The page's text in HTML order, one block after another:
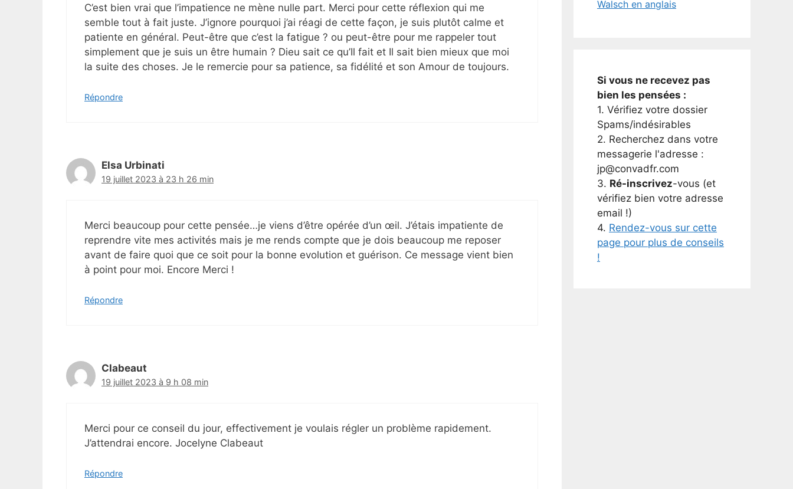
C’est bien vrai que l’impatience ne mène nulle part. Merci pour cette réflexion qui me
semble tout à fait juste. J’ignore pourquoi j’ai réagi de cette façon, je suis plutôt calme et
patiente en général. Peut-être que c’est la fatigue ? ou peut-être pour me rappeler tout
simplement que je suis un être humain ? Dieu sait ce qu’Il fait et Il sait bien mieux que moi
la suite des choses. Je le remercie pour sa patience, sa fidélité et son Amour de toujours.
Répondre
Elsa Urbinati
19 juillet 2023 à 23 h 26 min
Merci beaucoup pour cette pensée…je viens d’être opérée d’un œil. J’étais impatiente de
reprendre vite mes activités mais je me rends compte que je dois beaucoup me reposer
avant de faire quoi que ce soit pour la bonne evolution et guérison. Ce message vient bien
à point pour moi. Encore Merci !
Répondre
Clabeaut
19 juillet 2023 à 9 h 08 min
Merci pour ce conseil du jour, effectivement je voulais régler un problème rapidement.
J’attendrai encore. Jocelyne Clabeaut
Répondre
Walsch en anglais
Si vous ne recevez pas
bien les pensées :
1. Vérifiez votre dossier
Spams/indésirables
2. Recherchez dans votre
messagerie l'adresse :
jp@convadfr.com
3. Ré-inscrivez-vous (et
vérifiez bien votre adresse
email !)
4. Rendez-vous sur cette
page pour plus de conseils
!